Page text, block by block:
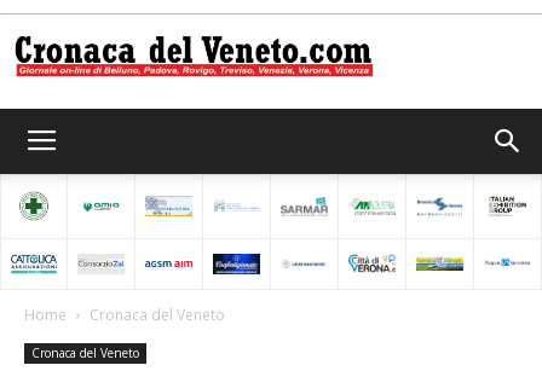
del
Home Cronaca del Veneto
Cronaca del Veneto